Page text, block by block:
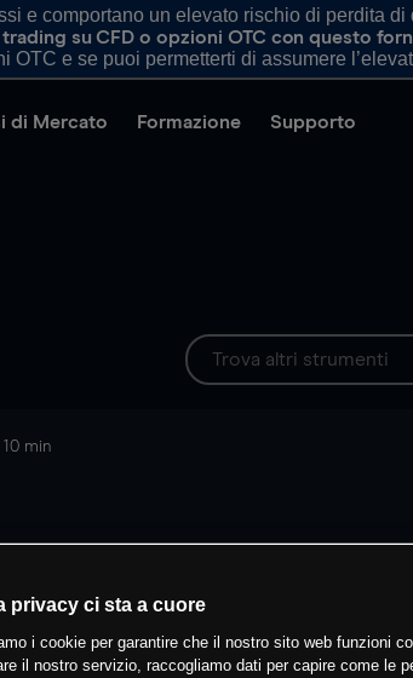
e comportano un elevato rischio di perdita
su CFD o opzioni OTC con questo
OTC e se puoi permetterti di assumere
di Mercato Formazione Supporto
10 min
privacy ci sta a cuore
i cookie per garantire che il nostro sito web funzioni
il nostro servizio, raccogliamo dati per capire come le